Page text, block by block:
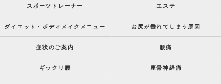
スポーツトレーナー エステ
ダイエット・ボディメイクメニュー お尻が垂れてしまう原因
症状のご案内 腰痛
ギックリ腰 座骨神経痛